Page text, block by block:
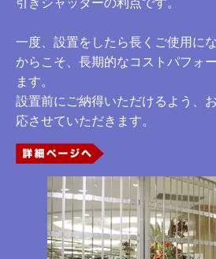
引きシャッターの利点です。
一度、設置をしたら長くご使用に
からこそ、長期的なコストパフォ
ます。
設置前にご納得いただけるよう、
応させていただきます。